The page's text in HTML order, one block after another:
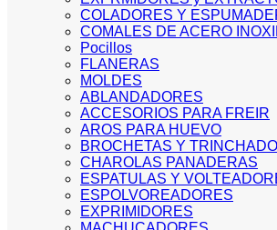
COLADORES Y
COMALES DE ACERO
Pocillos
FLANERAS
MOLDES
ABLANDADORES
ACCESORIOS PARA FREIR
AROS PARA HUEVO
BROCHETAS Y
CHAROLAS PANADERAS
ESPATULAS Y
ESPOLVOREADORES
EXPRIMIDORES